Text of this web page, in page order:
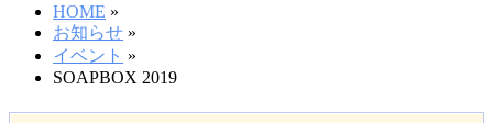
HOME »
お知らせ »
イベント »
SOAPBOX 2019